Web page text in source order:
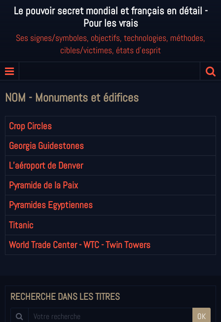
Le pouvoir secret mondial et français en détail -
Pour les vrais
Ses signes/symboles, objectifs, technologies, méthodes,
cibles/victimes, états d'esprit
NOM - Monuments et édifices
Crop Circles
Georgia Guidestones
L’aéroport de Denver
Pyramide de la Paix
Pyramides Egyptiennes
Titanic
World Trade Center - WTC - Twin Towers
RECHERCHE DANS LES TITRES
OK